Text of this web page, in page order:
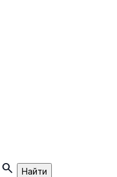
search
Найти